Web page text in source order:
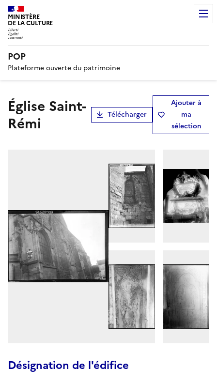
MINISTÈRE
DE LA CULTURE
POP
Plateforme ouverte du patrimoine
Église Saint-
Rémi
Télécharger
Ajouter à
ma
sélection
Désignation de l'édifice